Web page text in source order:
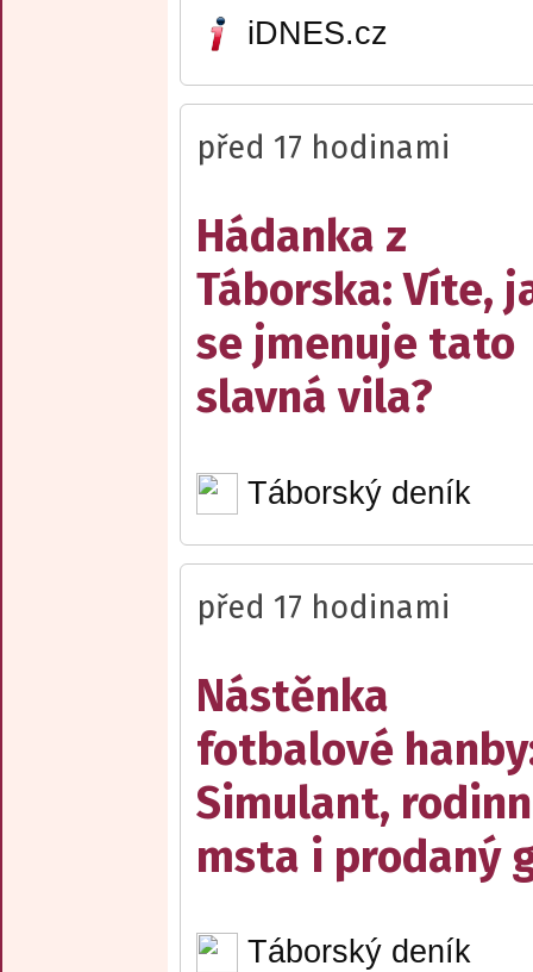
iDNES.cz
před 17 hodinami
Hádanka z
Táborska: Víte,
se jmenuje tato
slavná vila?
Táborský deník
před 17 hodinami
Nástěnka
fotbalové
Simulant,
msta i prodaný
Táborský deník